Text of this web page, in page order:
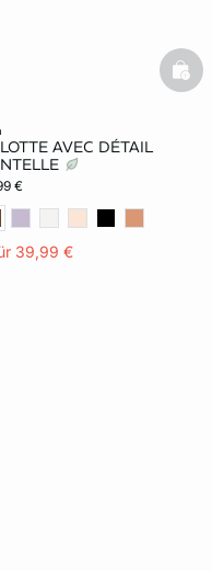
AVEC DÉTAIL
€
39,99 €